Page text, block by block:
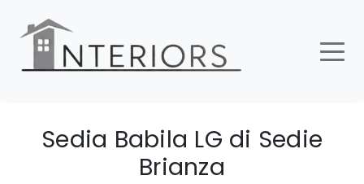
Sedia Babila LG di Sedie
Brianza